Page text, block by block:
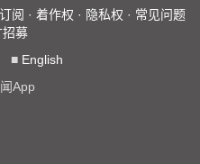
阅 · 着作权 · 隐私权 · 常见问题
招募
■ English
App